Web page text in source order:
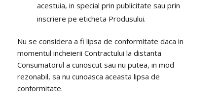
acestuia, in special prin publicitate sau prin
inscriere pe eticheta Produsului.
Nu se considera a fi lipsa de conformitate daca in
momentul incheierii Contractului la distanta
Consumatorul a cunoscut sau nu putea, in mod
rezonabil, sa nu cunoasca aceasta lipsa de
conformitate.